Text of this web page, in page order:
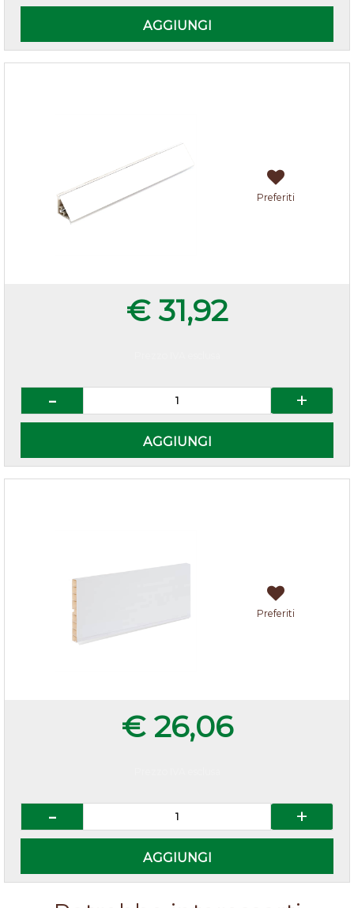
AGGIUNGI
Preferiti
€ 31,92
AGGIUNGI
Preferiti
€ 26,06
AGGIUNGI